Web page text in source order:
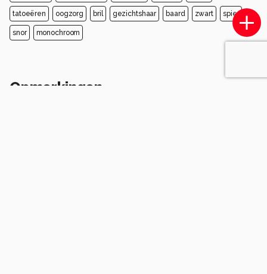
tatoeëren oogzorg bril gezichtshaar baard zwart spier
snor monochroom
Opmerkingen